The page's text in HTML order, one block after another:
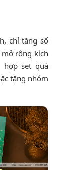
chỉ tăng số
rộng kích
hợp set quà
tặng nhóm